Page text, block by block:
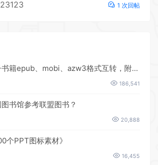
1 次回帖
、mobi、azw3格式互转，附海量电子书籍资源
186,541
书馆参考联盟图书？
20,888
个PPT图标素材》
16,455